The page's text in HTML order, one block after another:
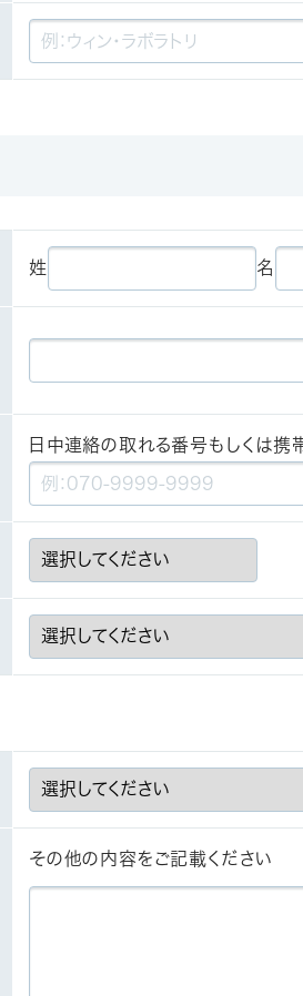
姓 名
日中連絡の取れる番号もしくは携
その他の内容をご記載ください